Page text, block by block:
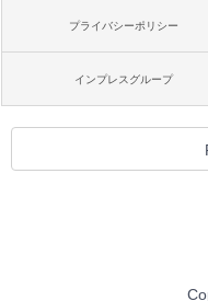
プライバシーポリシー
インプレスグループ